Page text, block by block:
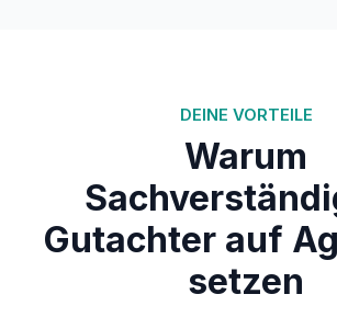
DEINE VORTEILE
Warum
Gutachter auf
setzen